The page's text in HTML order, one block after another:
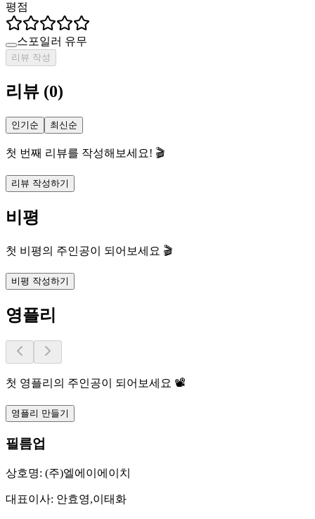
평점
스포일러 유무
리뷰 작성
리뷰 (0)
인기순 최신순
첫 번째 리뷰를 작성해보세요! 🎬
리뷰 작성하기
비평
첫 비평의 주인공이 되어보세요 🎬
비평 작성하기
영플리
첫 영플리의 주인공이 되어보세요 📽️
영플리 만들기
필름업
상호명: (주)엘에이에이치
대표이사: 안효영,이태화